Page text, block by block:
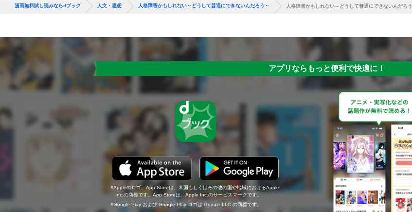
漫画無料試し読みならdブック 人文・思想 人格障害かもしれない～どうして普通にできないんだろう～ 人格障害かもしれない～どうして普通にできないんだろ
アプリならもっと便利で快適に！
Appleのロゴ、App Storeは、米国もしくはその他の国や地域におけるApple
Inc.の商標です。App Storeは、Apple Inc.のサービスマークです。
Google Play および Google Play ロゴは Google LLC の商標です。